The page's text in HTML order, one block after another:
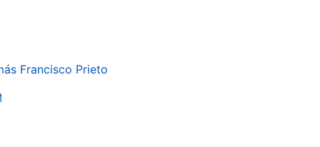
Francisco Prieto